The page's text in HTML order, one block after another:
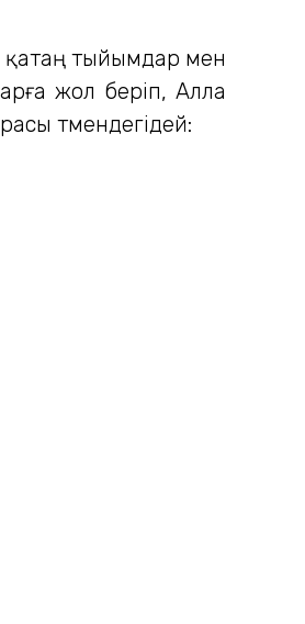
қатаң тыйымдар мен
жол беріп, Алла
төмендегідей: